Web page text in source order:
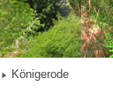
Königerode